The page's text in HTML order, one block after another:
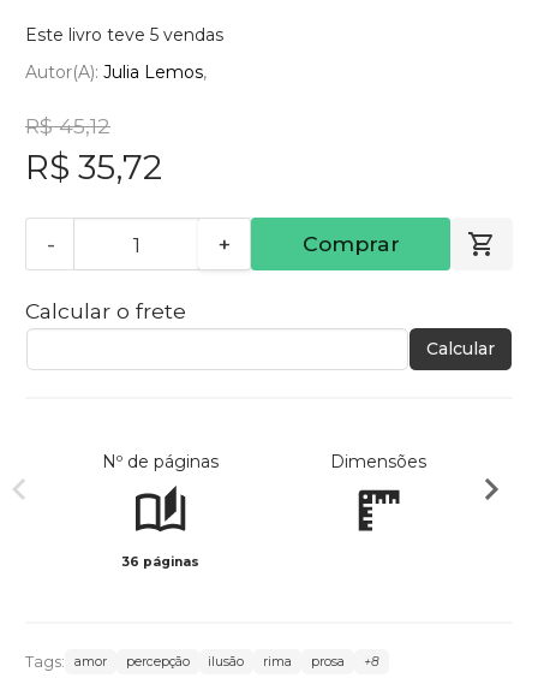
Este livro teve 5 vendas
Autor(a): Julia Lemos
R$ 45,12
R$ 35,72
- + Comprar
Calcular o frete
Calcular
Nº de páginas
36 páginas
Dimensões
Tags: amor percepção ilusão rima prosa +8